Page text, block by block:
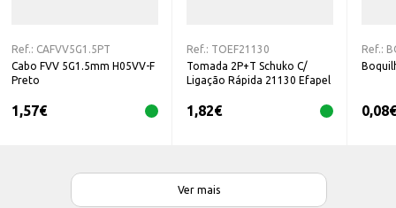
Ref.: CAFVV5G1.5PT
Cabo FVV 5G1.5mm H05VV-F
Preto
1,57€
Ref.: TOEF21130
Tomada 2P+T Schuko C/
Ligação Rápida 21130 Efapel
1,82€
Ref.:
0,08€
Ver mais